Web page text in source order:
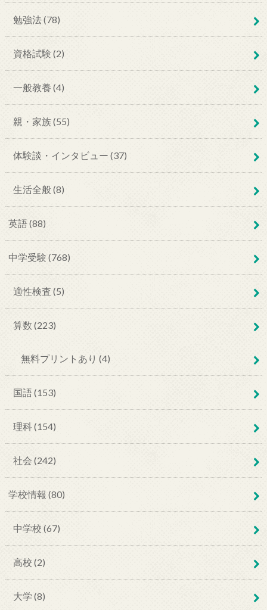
勉強法 (78)
資格試験 (2)
一般教養 (4)
親・家族 (55)
体験談・インタビュー (37)
生活全般 (8)
英語 (88)
中学受験 (768)
適性検査 (5)
算数 (223)
無料プリントあり (4)
国語 (153)
理科 (154)
社会 (242)
学校情報 (80)
中学校 (67)
高校 (2)
大学 (8)